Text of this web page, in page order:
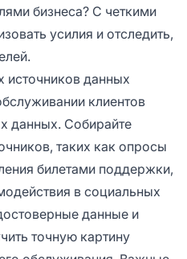
бизнеса? С четкими
усилия и отследить,
источников данных
клиентов
данных. Собирайте
таких как опросы
билетами поддержки,
в социальных
данные и
точную картину